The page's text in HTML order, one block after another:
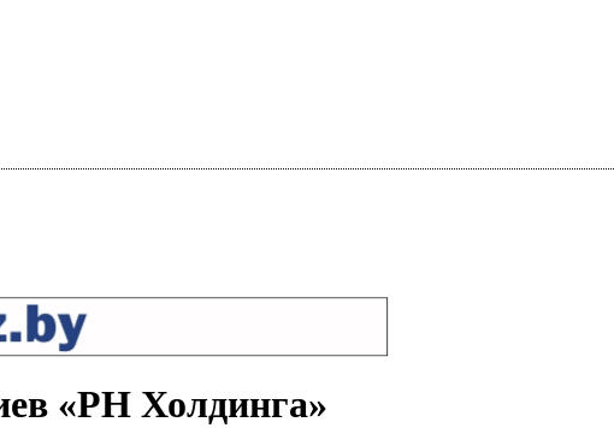
«РН Холдинга»